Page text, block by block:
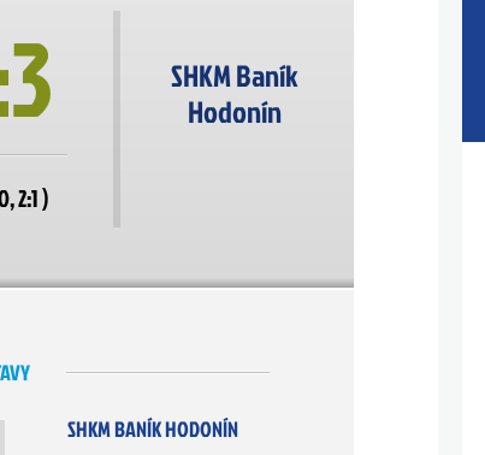
2:1 )
SHKM Baník
Hodonín
SHKM BANÍK HODONÍN